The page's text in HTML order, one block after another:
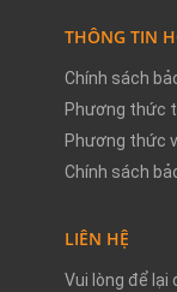
THÔNG TIN
Chính sách
Phương thức
Phương thức
Chính sách
LIÊN HỆ
Vui lòng để lại